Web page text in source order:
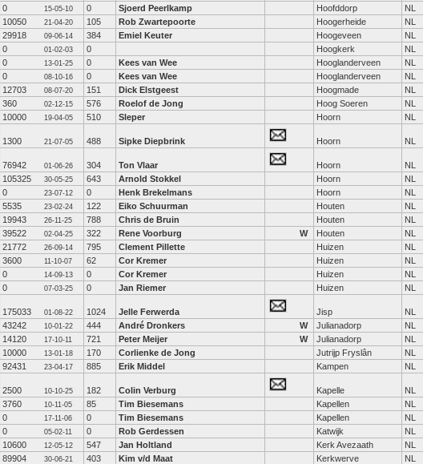
0 15-05-10 0 Sjoerd Peerlkamp Hoofddorp NL
10050 21-04-20 105 Rob Zwartepoorte Hoogerheide NL
29918 09-06-14 384 Emiel Keuter Hoogeveen NL
0 01-02-03 0 Hoogkerk NL
0 13-01-25 0 Kees van Wee Hooglanderveen NL
0 08-10-16 0 Kees van Wee Hooglanderveen NL
12703 08-07-20 151 Dick Elstgeest Hoogmade NL
360 02-12-15 576 Roelof de Jong Hoog Soeren NL
10000 19-04-05 510 Sleper Hoorn NL
1300 21-07-05 488 Sipke Diepbrink Hoorn NL
76942 01-06-26 304 Ton Vlaar Hoorn NL
105325 30-05-25 643 Arnold Stokkel Hoorn NL
0 23-07-12 0 Henk Brekelmans Hoorn NL
5535 23-02-24 122 Eiko Schuurman Houten NL
19943 26-11-25 788 Chris de Bruin Houten NL
39522 02-04-25 322 Rene Voorburg W Houten NL
21772 26-09-14 795 Clement Pillette Huizen NL
3600 11-10-07 62 Cor Kremer Huizen NL
0 14-09-13 0 Cor Kremer Huizen NL
0 07-03-25 0 Jan Riemer Huizen NL
175033 01-08-22 1024 Jelle Ferwerda Jisp NL
43242 10-01-22 444 André Dronkers W Julianadorp NL
14120 17-10-11 721 Peter Meijer W Julianadorp NL
10000 13-01-18 170 Corlienke de Jong Jutrijp Fryslân NL
92431 23-04-17 885 Erik Middel Kampen NL
2500 10-10-25 182 Colin Verburg Kapelle NL
3760 10-11-05 85 Tim Biesemans Kapellen
NL
0 17-11-06 0 Tim Biesemans Kapellen
NL
0 05-02-11 0 Rob Gerdessen Katwijk NL
10600 12-05-12 547 Jan Holtland Kerk Avezaath NL
89904 30-06-21 403 Kim v/d Maat Kerkwerve NL